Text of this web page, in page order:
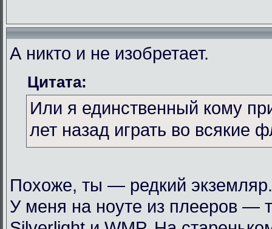
А никто и не изобретает.
Цитата:
Или я единственный кому
лет назад играть во всякие
Похоже, ты — редкий экземляр.
У меня на ноуте из плееров —